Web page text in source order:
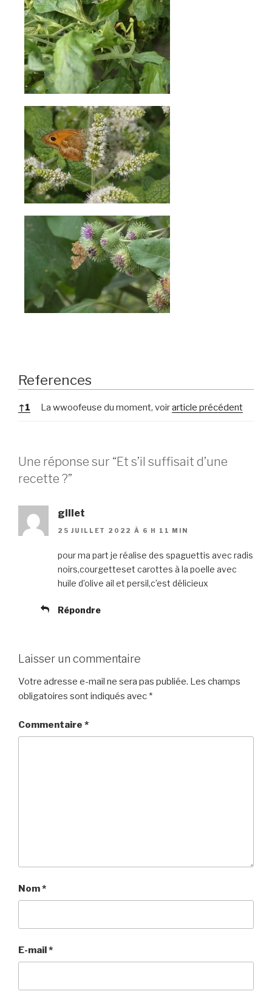
References
References
↑1 La wwoofeuse du moment, voirarticle précédent
Une réponse sur “Et s’il suffisait d’une
recette ?”
gillet
25 JUILLET 2022 À 6 H 11 MIN
pour ma part je réalise des spaguettis avec radis
noirs,courgetteset carottes à la poelle avec
huile d’olive ail et persil,c’est délicieux
Répondre
Laisser un commentaire
Votre adresse e-mail ne sera pas publiée. Les champs
obligatoires sont indiqués avec *
Commentaire *
Nom*
E-mail*